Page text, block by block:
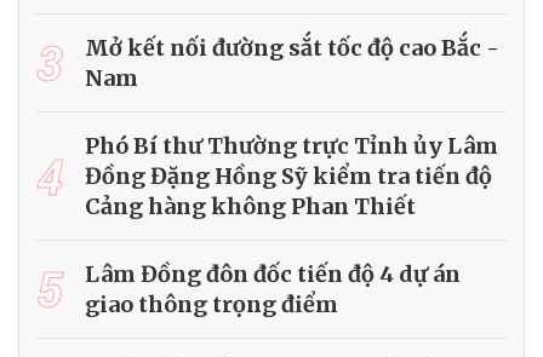
3
Mở kết nối đường sắt tốc độ cao Bắc -
Nam
4
Phó Bí thư Thường trực Tỉnh ủy Lâm
Đồng Đặng Hồng Sỹ kiểm tra tiến độ
Cảng hàng không Phan Thiết
5
Lâm Đồng đôn đốc tiến độ 4 dự án
giao thông trọng điểm